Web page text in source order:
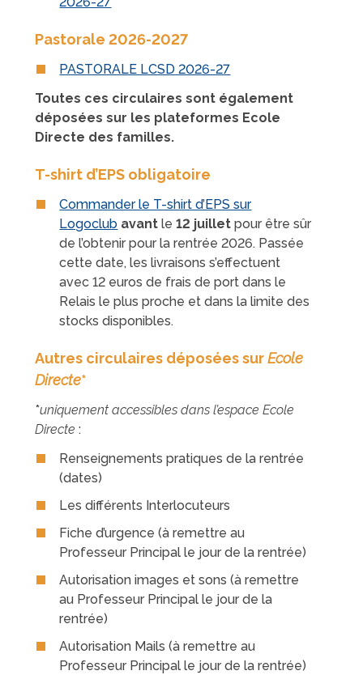
Pastorale 2026-2027
PASTORALE LCSD 2026-27
Toutes ces circulaires sont également
déposées sur les plateformes Ecole
Directe des familles.
T-shirt d’EPS obligatoire
Commander le T-shirt d’EPS sur
Logoclub avant le12 juillet pour être sûr
de l’obtenir pour la rentrée 2026. Passée
cette date, les livraisons s’effectuent
avec 12 euros de frais de port dans le
Relais le plus proche et dans la limite des
stocks disponibles.
Autres circulaires déposées surEcole
Directe*
*uniquement accessibles dans l’espace Ecole
Directe :
Renseignements pratiques de la rentrée
(dates)
Les différents Interlocuteurs
Fiche d’urgence (à remettre au
Professeur Principal le jour de la rentrée)
Autorisation images et sons (à remettre
au Professeur Principal le jour de la
rentrée)
Autorisation Mails (à remettre au
Professeur Principal le jour de la rentrée)